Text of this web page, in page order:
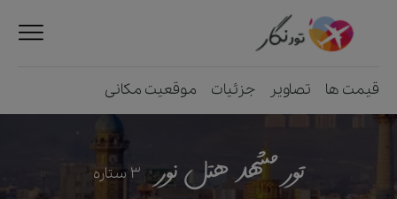
قیمت ها تصاویر جزئیات موقعیت مکانی
تور مشهد هتل نور 3 ستاره